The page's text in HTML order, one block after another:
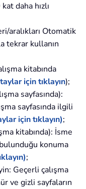
daha hızlı
aralıkları Otomatik
tekrar kullanın
kitabında
için tıklayın);
sayfasında):
sayfasında ilgili
için tıklayın);
kitabında): İsme
konuma
;
Geçerli çalışma
ve gizli sayfaların